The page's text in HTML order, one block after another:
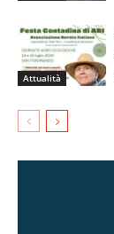
Attualità